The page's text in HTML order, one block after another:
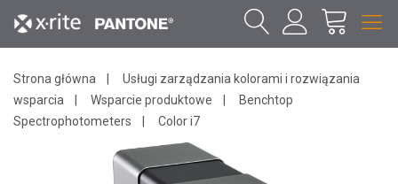
Strona główna
Usługi zarządzania kolorami i rozwiązania
wsparcia
Wsparcie produktowe
Benchtop
Spectrophotometers
Color i7